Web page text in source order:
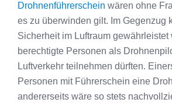
Drohnenführerschein wären ohne
es zu überwinden gilt. Im Gegenzug
Sicherheit im Luftraum gewährleistet
berechtigte Personen als
Luftverkehr teilnehmen dürften.
Personen mit Führerschein eine
andererseits wäre so stets